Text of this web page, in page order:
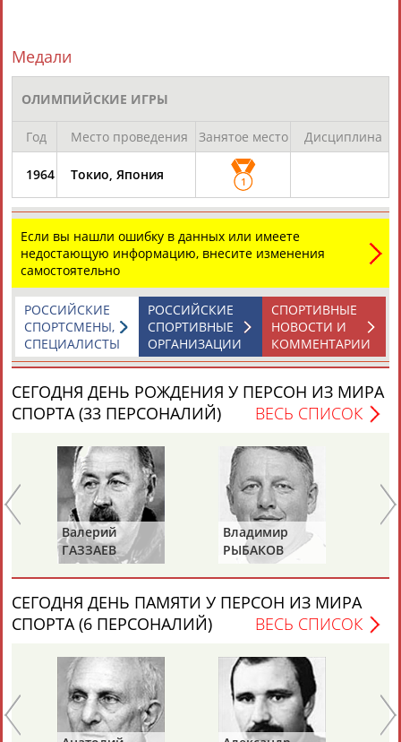
Рамазан
Тагир
Камалудин
АБДУЛДАУДОВ
Абдула
АБДУЛЖАЛИЛОВ
Магомед
АБДУЛКАГИРОВ
Назир
АБДУЛЛАЕВ
24 персон из 13181
ТАБЛО АКТИВНОСТИ
ЦЕЛИ ПРОЕКТА КОНТАКТЫ НАШИ КНОПКИ
Вопросы сотрудничества и совместной деятельностиinform@infosport.ru
Разработка и поддержка ООО НАИТ «Стадион»
Подпишись
Медали
ОЛИМПИЙСКИЕ ИГРЫ
Год Место проведения Занятое место Дисциплина
1964 Токио, Япония 1
Если вы нашли ошибку в данных или имеете
недостающую информацию, внесите изменения
самостоятельно
СПОРТИВНЫЕ
НОВОСТИ И
КОММЕНТАРИИ
РОССИЙСКИЕ
СПОРТИВНЫЕ
ОРГАНИЗАЦИИ
РОССИЙСКИЕ
СПОРТСМЕНЫ,
СПЕЦИАЛИСТЫ
СЕГОДНЯ ДЕНЬ РОЖДЕНИЯ У ПЕРСОН ИЗ МИРА
СПОРТА (33 ПЕРСОНАЛИЙ)
ВЕСЬ СПИСОК
Валерий
ГАЗЗАЕВ
Владимир
РЫБАКОВ
СЕГОДНЯ ДЕНЬ ПАМЯТИ У ПЕРСОН ИЗ МИРА
СПОРТА (6 ПЕРСОНАЛИЙ)
ВЕСЬ СПИСОК